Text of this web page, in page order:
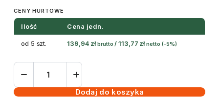
CENY HURTOWE
Ilość Cena jedn.
od 5 szt. 139,94 zł brutto /113,77 zł netto (-5%)
ilość
samoprzylepnaDodaj do koszyka